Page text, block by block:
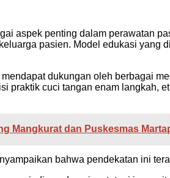
aspek penting dalam perawatan
pasien. Model edukasi
dukungan oleh berbagai
praktik cuci tangan enam langkah,
Mangkurat dan Puskesmas
bahwa pendekatan ini